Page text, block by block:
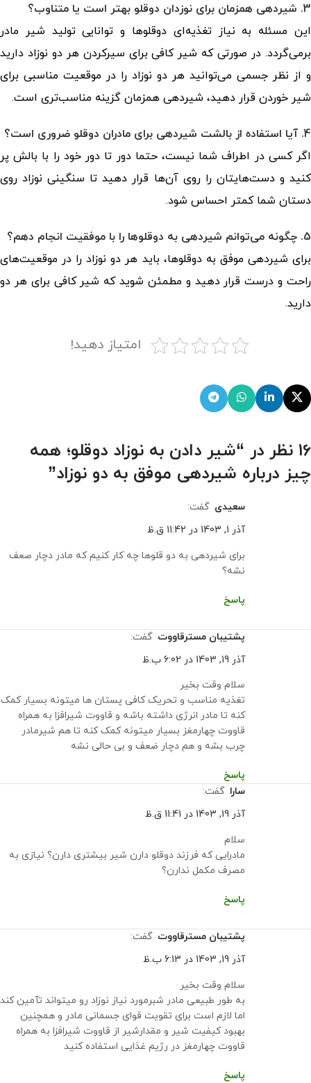
3. شیردهی همزمان برای نوزدان دوقلو بهتر است یا متناوب؟
این مسئله به نیاز تغذیه‌ای دوقلوها و توانایی تولید شیر مادر
برمی‌گردد. در صورتی که شیر کافی برای سیرکردن هر دو نوزاد دارید
و از نظر جسمی می‌توانید هر دو نوزاد را در موقعیت مناسبی برای
شیر خوردن قرار دهید، شیردهی همزمان گزینه مناسب‌تری است.
4. آیا استفاده از بالشت شیردهی برای مادران دوقلو ضروری است؟
اگر کسی در اطراف شما نیست، حتما دور تا دور خود را با بالش پر
کنید و دست‌هایتان را روی آن‌ها قرار دهید تا سنگینی نوزاد روی
دستان شما کمتر احساس شود.
5. چگونه می‌توانم شیردهی به دوقلوها را با موفقیت انجام دهم؟
برای شیردهی موفق به دوقلوها، باید هر دو نوزاد را در موقعیت‌های
راحت و درست قرار دهید و مطمئن شوید که شیر کافی برای هر دو
دارید.
امتیاز دهید!
16 نظر در “
شیر دادن به نوزاد دوقلو؛ همه
چیز درباره شیردهی موفق به دو نوزاد”
سعیدی گفت:
آذر 1, 1403 در 11:42 ق.ظ
برای شیردهی به دو قلوها چه کار کنیم که مادر دچار صعف
نشه؟
پاسخ
پشتیبان مسترقاووت گفت:
آذر 19, 1403 در 6:02 ب.ظ
سلام وقت بخیر
تغذیه مناسب و تحریک کافی پستان ها میتونه بسیار کمک
کنه تا مادر انرژی داشته باشه و قاووت شیرافزا به همراه
قاووت چهارمغز بسیار میتونه کمک کنه تا هم شیرمادر
چرب بشه و هم دچار ضعف و بی حالی نشه
پاسخ
سارا گفت:
آذر 19, 1403 در 11:41 ق.ظ
سلام
مادرایی که فرزند دوقلو دارن شیر بیشتری دارن؟ نیازی به
مصرف مکمل ندارن؟
پاسخ
پشتیبان مسترقاووت گفت:
آذر 19, 1403 در 6:13 ب.ظ
سلام وقت بخیر
به طور طبیعی مادر شبرمورد نیاز نوزاد رو میتواند تآمین کند
اما لازم است برای تقویت قوای جسمانی مادر و همچنین
بهبود کیفیت شیر و مقدارشیر از قاووت شیرافزا به همراه
قاووت چهارمغز در رژیم غذایی استفاده کنید
پاسخ